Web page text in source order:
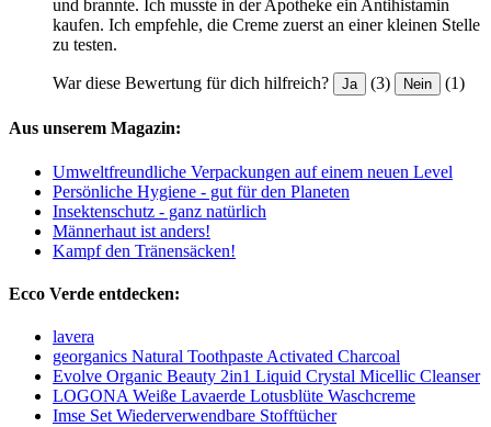
und brannte. Ich musste in der Apotheke ein Antihistamin
kaufen. Ich empfehle, die Creme zuerst an einer kleinen Stelle
zu testen.
War diese Bewertung für dich hilfreich? Ja (3) Nein (1)
Aus unserem Magazin:
Umweltfreundliche Verpackungen auf einem neuen Level
Persönliche Hygiene - gut für den Planeten
Insektenschutz - ganz natürlich
Männerhaut ist anders!
Kampf den Tränensäcken!
Ecco Verde entdecken:
lavera
georganics Natural Toothpaste Activated Charcoal
Evolve Organic Beauty 2in1 Liquid Crystal Micellic Cleanser
LOGONA Weiße Lavaerde Lotusblüte Waschcreme
Imse Set Wiederverwendbare Stofftücher